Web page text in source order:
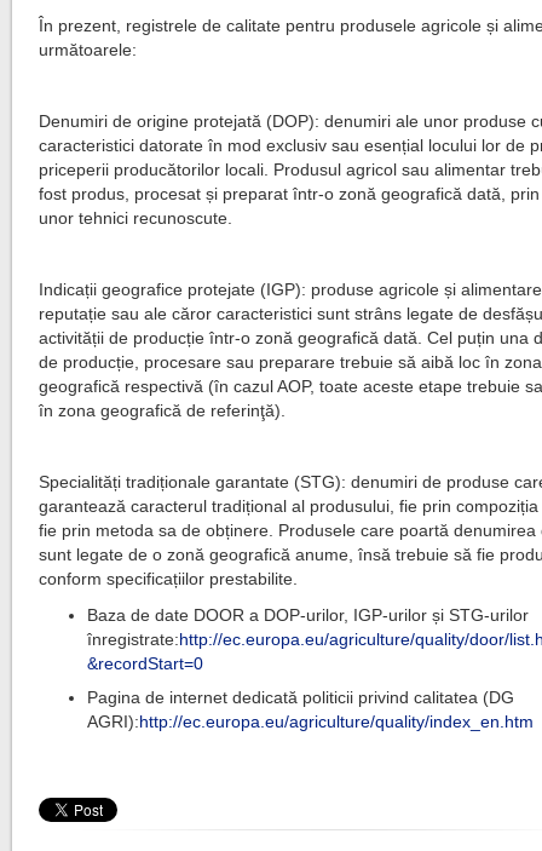
În prezent, registrele de calitate pentru produsele agricole și
următoarele:
Denumiri de origine protejată (DOP): denumiri ale unor produse
caracteristici datorate în mod exclusiv sau esențial locului lor de
priceperii producătorilor locali. Produsul agricol sau alimentar
fost produs, procesat și preparat într-o zonă geografică dată,
unor tehnici recunoscute.
Indicații geografice protejate (IGP): produse agricole și
reputație sau ale căror caracteristici sunt strâns legate de
activității de producție într-o zonă geografică dată. Cel puțin una
de producție, procesare sau preparare trebuie să aibă loc în zona
geografică respectivă (în cazul AOP, toate aceste etape trebuie
în zona geografică de referinţă).
Specialități tradiționale garantate (STG): denumiri de produse
garantează caracterul tradițional al produsului, fie prin
fie prin metoda sa de obținere. Produsele care poartă denumirea
sunt legate de o zonă geografică anume, însă trebuie să fie
conform specificațiilor prestabilite.
Baza de date DOOR a DOP-urilor, IGP-urilor și STG-urilor
înregistrate:http://ec.europa.eu/agriculture/quality/door/
&recordStart=0
Pagina de internet dedicată politicii privind calitatea (DG
AGRI):http://ec.europa.eu/agriculture/quality/index_en.htm